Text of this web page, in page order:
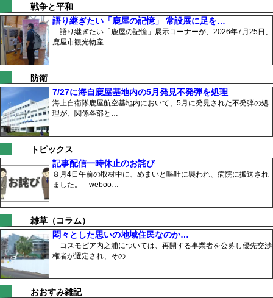
戦争と平和
語り継ぎたい「鹿屋の記憶」 常設展に足を…
語り継ぎたい「鹿屋の記憶」展示コーナーが、2026年7月25日、
鹿屋市観光物産…
防衛
7/27に海自鹿屋基地内の5月発見不発弾を処理
海上自衛隊鹿屋航空基地内において、5月に発見された不発弾の処
理が、関係各部と…
トピックス
記事配信一時休止のお詫び
８月4日午前の取材中に、めまいと嘔吐に襲われ、病院に搬送され
ました。 weboo…
雑草（コラム）
悶々とした思いの地域住民なのか…
コスモピア内之浦については、再開する事業者を公募し優先交渉
権者が選定され、その…
おおすみ雑記